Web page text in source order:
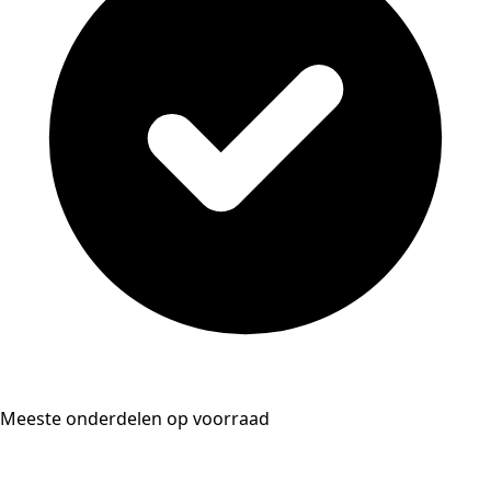
Meeste onderdelen op voorraad